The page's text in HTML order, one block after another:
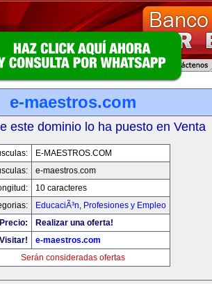
e-maestros.com
este dominio lo ha puesto en Venta
E-MAESTROS.COM
e-maestros.com
10 caracteres
EducaciÃ³n, Profesiones y Empleo
Precio:
Realizar una oferta!
Visitar!
e-maestros.com
Serán consideradas ofertas